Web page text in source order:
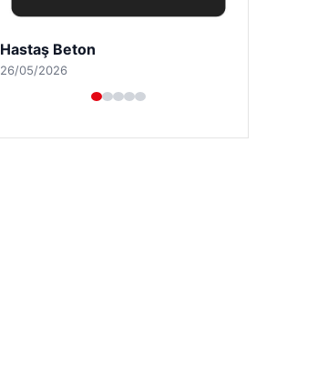
Enes Kaplan Avukatlık Bürosu
28/04/2026